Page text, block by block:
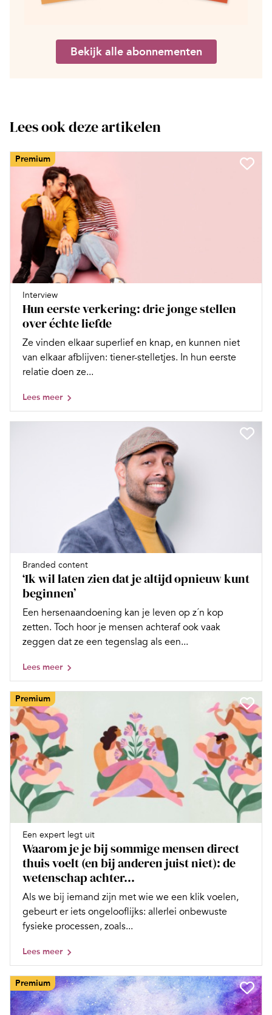
Bekijk alle abonnementen
Lees ook deze artikelen
Premium
Interview
Hun eerste verkering: drie jonge stellen
over échte liefde
Ze vinden elkaar superlief en knap, en kunnen niet
van elkaar afblijven: tiener-stelletjes. In hun eerste
relatie doen ze...
Lees meer
Branded content
‘Ik wil laten zien dat je altijd opnieuw kunt
beginnen’
Een hersenaandoening kan je leven op z´n kop
zetten. Toch hoor je mensen achteraf ook vaak
zeggen dat ze een tegenslag als een...
Lees meer
Premium
Een expert legt uit
Waarom je je bij sommige mensen direct
thuis voelt (en bij anderen juist niet): de
wetenschap achter...
Als we bij iemand zijn met wie we een klik voelen,
gebeurt er iets ongelooflijks: allerlei onbewuste
fysieke processen, zoals...
Lees meer
Premium